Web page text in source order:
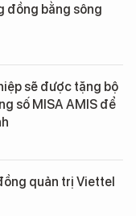
đồng bằng sông
sẽ được tặng bộ
số MISA AMIS để
quản trị Viettel